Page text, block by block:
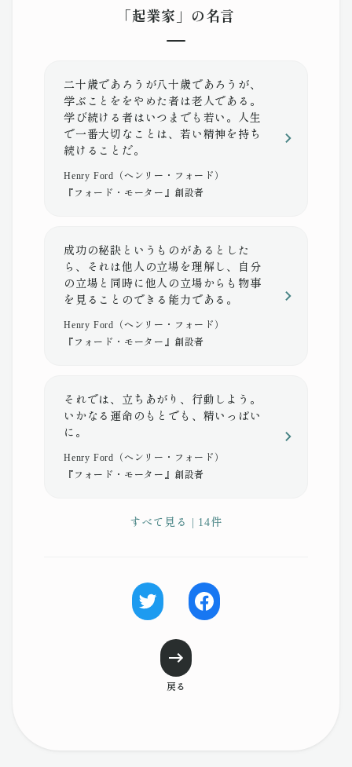
戻る
「起業家」の名言
二十歳であろうが八十歳であろうが、
学ぶことををやめた者は老人である。
学び続ける者はいつまでも若い。人生
で一番大切なことは、若い精神を持ち
続けることだ。
Henry Ford（ヘンリー・フォード）
『フォード・モーター』創設者
成功の秘訣というものがあるとした
ら、それは他人の立場を理解し、自分
の立場と同時に他人の立場からも物事
を見ることのできる能力である。
Henry Ford（ヘンリー・フォード）
『フォード・モーター』創設者
それでは、立ちあがり、行動しよう。
いかなる運命のもとでも、精いっぱい
に。
Henry Ford（ヘンリー・フォード）
『フォード・モーター』創設者
すべて見る | 14件